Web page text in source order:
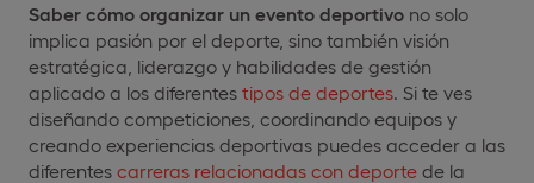
Saber cómo organizar un evento deportivo no solo
implica pasión por el deporte, sino también visión
estratégica, liderazgo y habilidades de gestión
aplicado a los diferentes tipos de deportes . Si te ves
diseñando competiciones, coordinando equipos y
creando experiencias deportivas puedes acceder a las
diferentes carreras relacionadas con deporte de la